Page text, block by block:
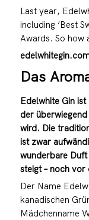
Last year,
including ‘Best
Awards. So how
Das
Edelwhite Gin
der
wird. Die
ist zwar
wunderbare Duft
steigt – noch vor
Der Name
kanadischen
Mädchenname